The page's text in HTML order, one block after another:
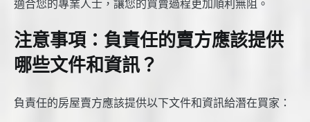
適合您的專業人士，讓您的買賣過程更加順利無阻。
注意事項：負責任的賣方應該提供
哪些文件和資訊？
負責任的房屋賣方應該提供以下文件和資訊給潛在買家：